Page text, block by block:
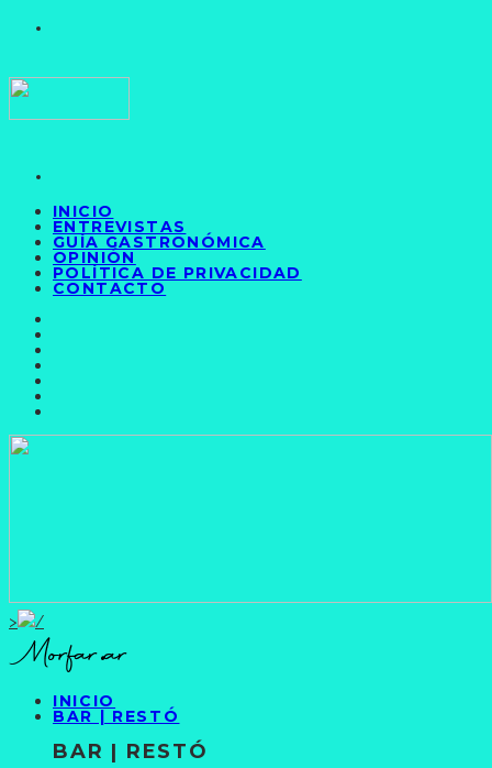
INICIO
ENTREVISTAS
GUÍA GASTRONÓMICA
OPINIÓN
POLÍTICA DE PRIVACIDAD
CONTACTO
>
INICIO
BAR | RESTÓ
BAR | RESTÓ